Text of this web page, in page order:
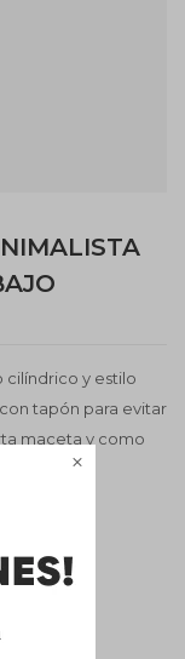

cilíndrico y estilo
tapón para evitar
maceta y como
PLANTA